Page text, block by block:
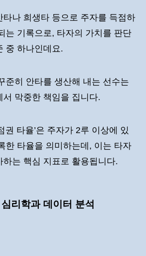
타나 희생타 등으로 주자를 득점하
는 기록으로, 타자의 가치를 판단
중 하나인데요.
준히 안타를 생산해 내는 선수는
서 막중한 책임을 집니다.
권 타율’은 주자가 2루 이상에 있
한 타율을 의미하는데, 이는 타자
하는 핵심 지표로 활용됩니다.
리학과 데이터 분석